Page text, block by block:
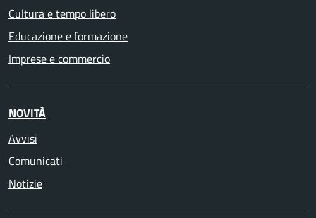
Cultura e tempo libero
Educazione e formazione
Imprese e commercio
NOVITÀ
Avvisi
Comunicati
Notizie